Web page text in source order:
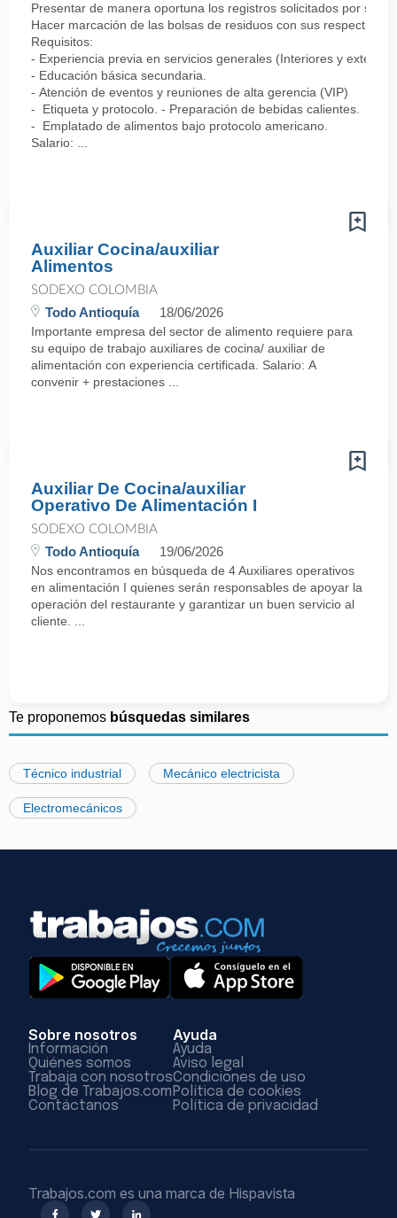
Presentar de manera oportuna los registros solicitados por su
Hacer marcación de las bolsas de residuos con sus respectivos
Requisitos:
- Experiencia previa en servicios generales (Interiores y
- Educación básica secundaria.
- Atención de eventos y reuniones de alta gerencia (VIP)
- Etiqueta y protocolo. - Preparación de bebidas calientes.
- Emplatado de alimentos bajo protocolo americano.
Salario: ...
Auxiliar Cocina/auxiliar
Alimentos
SODEXO COLOMBIA
Todo Antioquía 18/06/2026
Importante empresa del sector de alimento requiere para
su equipo de trabajo auxiliares de cocina/ auxiliar de
alimentación con experiencia certificada. Salario: A
convenir + prestaciones ...
Auxiliar De Cocina/auxiliar
Operativo De Alimentación I
SODEXO COLOMBIA
Todo Antioquía 19/06/2026
Nos encontramos en búsqueda de 4 Auxiliares operativos
en alimentación I quienes serán responsables de apoyar la
operación del restaurante y garantizar un buen servicio al
cliente. ...
Te proponemos búsquedas similares
Técnico industrial Mecánico electricista
Electromecánicos
Sobre nosotros
Información
Quiénes somos
Trabaja con nosotros
Blog de Trabajos.com
Contáctanos
Ayuda
Ayuda
Aviso legal
Condiciones de uso
Política de cookies
Política de privacidad
Trabajos.com es una marca de Hispavista